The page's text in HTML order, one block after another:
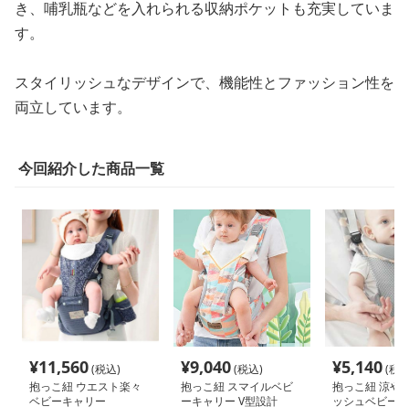
き、哺乳瓶などを入れられる収納ポケットも充実していま
す。
スタイリッシュなデザインで、機能性とファッション性を
両立しています。
今回紹介した商品一覧
¥11,560(税込)
抱っこ紐 ウエスト楽々
ベビーキャリー
¥9,040(税込)
抱っこ紐 スマイルベビ
ーキャリー V型設計
¥5,140(税
抱っこ紐 涼や
ッシュベビー